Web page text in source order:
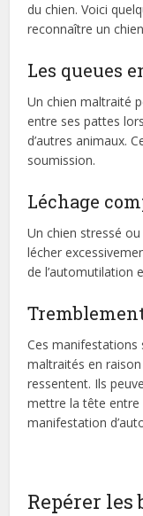
du chien. Voici
reconnaître un
Les queues
Un chien maltraité
entre ses pattes
d’autres animaux.
soumission.
Léchage
Un chien stressé
lécher
de l’automutilation
Ces manifestations
maltraités en raison
ressentent. Ils
mettre la tête entre
manifestation
Repérer les